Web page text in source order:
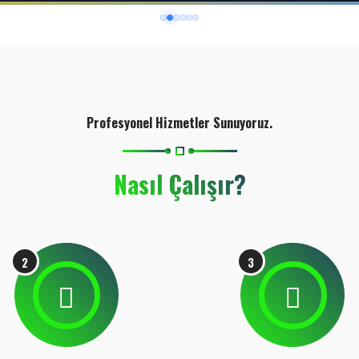
Profesyonel Hizmetler Sunuyoruz.
Nasıl Çalışır?
2 3